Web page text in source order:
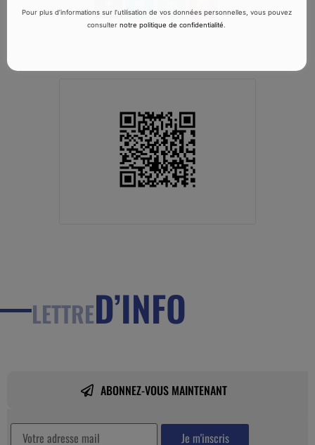
LETTRED’INFO
ABONNEZ-VOUS MAINTENANT
Pour plus d’informations sur l’utilisation de vos données personnelles, vous pouvez
consulternotre politique de confidentialité